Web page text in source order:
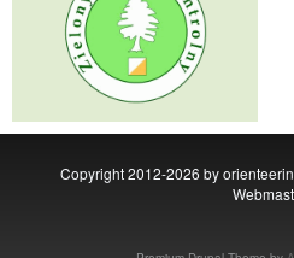
Copyright 2012-2026 by